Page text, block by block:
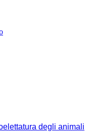
degli animali